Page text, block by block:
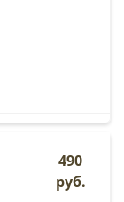
490
руб.